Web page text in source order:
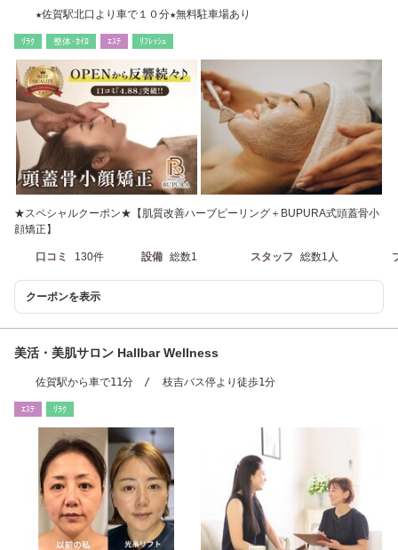
★佐賀駅北口より車で１０分★無料駐車場あり
ﾘﾗｸ 整体･ｶｲﾛ ｴｽﾃ ﾘﾌﾚｯｼｭ
★スペシャルクーポン★【肌質改善ハーブピーリング＋BUPURA式頭蓋骨小
顔矯正】
口コミ 130件 設備 総数1 スタッフ 総数1人
クーポンを表示
美活・美肌サロン Hallbar Wellness
佐賀駅から車で11分 / 枝吉バス停より徒歩1分
ｴｽﾃ ﾘﾗｸ